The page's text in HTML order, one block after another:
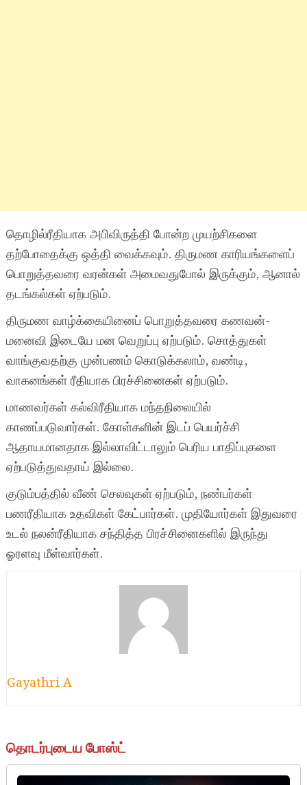
தொழில்ரீதியாக அபிவிருத்தி போன்ற முயற்சிகளை
தற்போதைக்கு ஒத்தி வைக்கவும். திருமண காரியங்களைப்
பொறுத்தவரை வரன்கள் அமைவதுபோல் இருக்கும், ஆனால்
தடங்கல்கள் ஏற்படும்.
திருமண வாழ்க்கையினைப் பொறுத்தவரை கணவன்-
மனைவி இடையே மன வெறுப்பு ஏற்படும். சொத்துகள்
வாங்குவதற்கு முன்பணம் கொடுக்கலாம், வண்டி,
வாகனங்கள் ரீதியாக பிரச்சினைகள் ஏற்படும்.
மாணவர்கள் கல்விரீதியாக மந்தநிலையில்
காணப்படுவார்கள். கோள்களின் இடப் பெயர்ச்சி
ஆதாயமானதாக இல்லாவிட்டாலும் பெரிய பாதிப்புகளை
ஏற்படுத்துவதாய் இல்லை.
குடும்பத்தில் வீண் செலவுகள் ஏற்படும், நண்பர்கள்
பணரீதியாக உதவிகள் கேட்பார்கள். முதியோர்கள் இதுவரை
உடல் நலன்ரீதியாக சந்தித்த பிரச்சினைகளில் இருந்து
ஓரளவு மீள்வார்கள்.
Gayathri A
தொடர்புடைய போஸ்ட்